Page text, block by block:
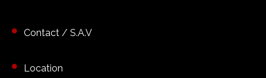
Contact / S.A.V
Location